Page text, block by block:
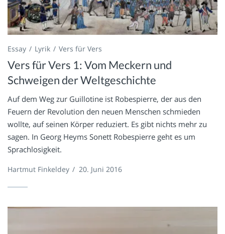
Essay Lyrik Vers für Vers
Vers für Vers 1: Vom Meckern und
Schweigen der Weltgeschichte
Auf dem Weg zur Guillotine ist Robespierre, der aus den
Feuern der Revolution den neuen Menschen schmieden
wollte, auf seinen Körper reduziert. Es gibt nichts mehr zu
sagen. In Georg Heyms Sonett Robespierre geht es um
Sprachlosigkeit.
Hartmut Finkeldey / 20. Juni 2016